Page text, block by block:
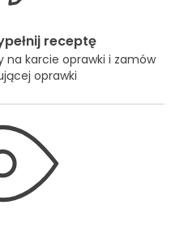
receptę
na karcie oprawki i zamów
oprawki